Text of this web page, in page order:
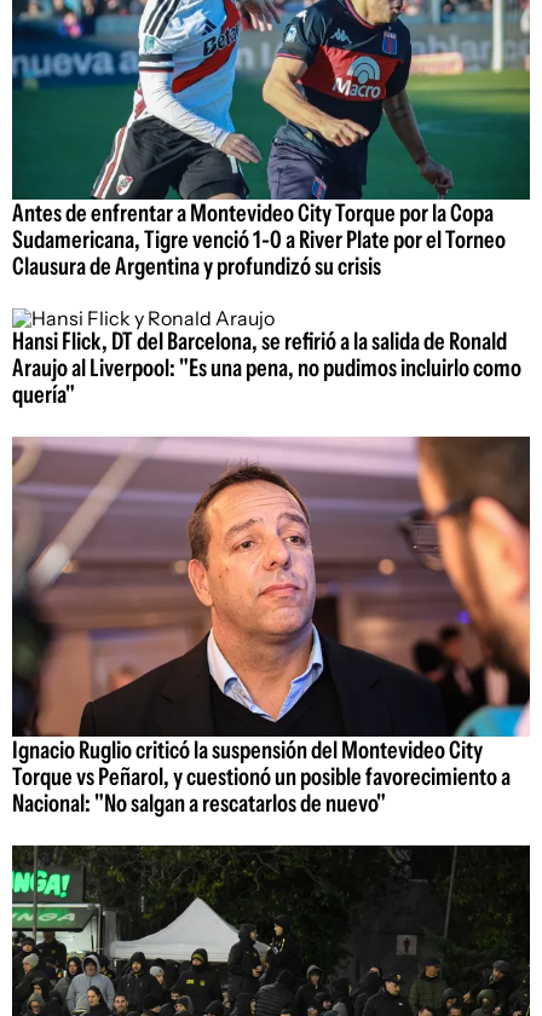
Antes de enfrentar a Montevideo City Torque por la Copa
Sudamericana, Tigre venció 1-0 a River Plate por el Torneo
Clausura de Argentina y profundizó su crisis
Hansi Flick, DT del Barcelona, se refirió a la salida de Ronald
Araujo al Liverpool: "Es una pena, no pudimos incluirlo como
quería"
Ignacio Ruglio criticó la suspensión del Montevideo City
Torque vs Peñarol, y cuestionó un posible favorecimiento a
Nacional: "No salgan a rescatarlos de nuevo"